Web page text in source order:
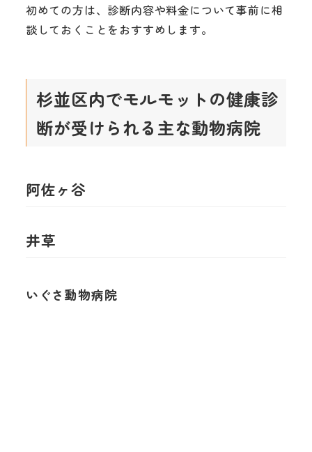
初めての方は、診断内容や料金について事前に相
談しておくことをおすすめします。
杉並区内でモルモットの健康診
断が受けられる主な動物病院
阿佐ヶ谷
井草
いぐさ動物病院